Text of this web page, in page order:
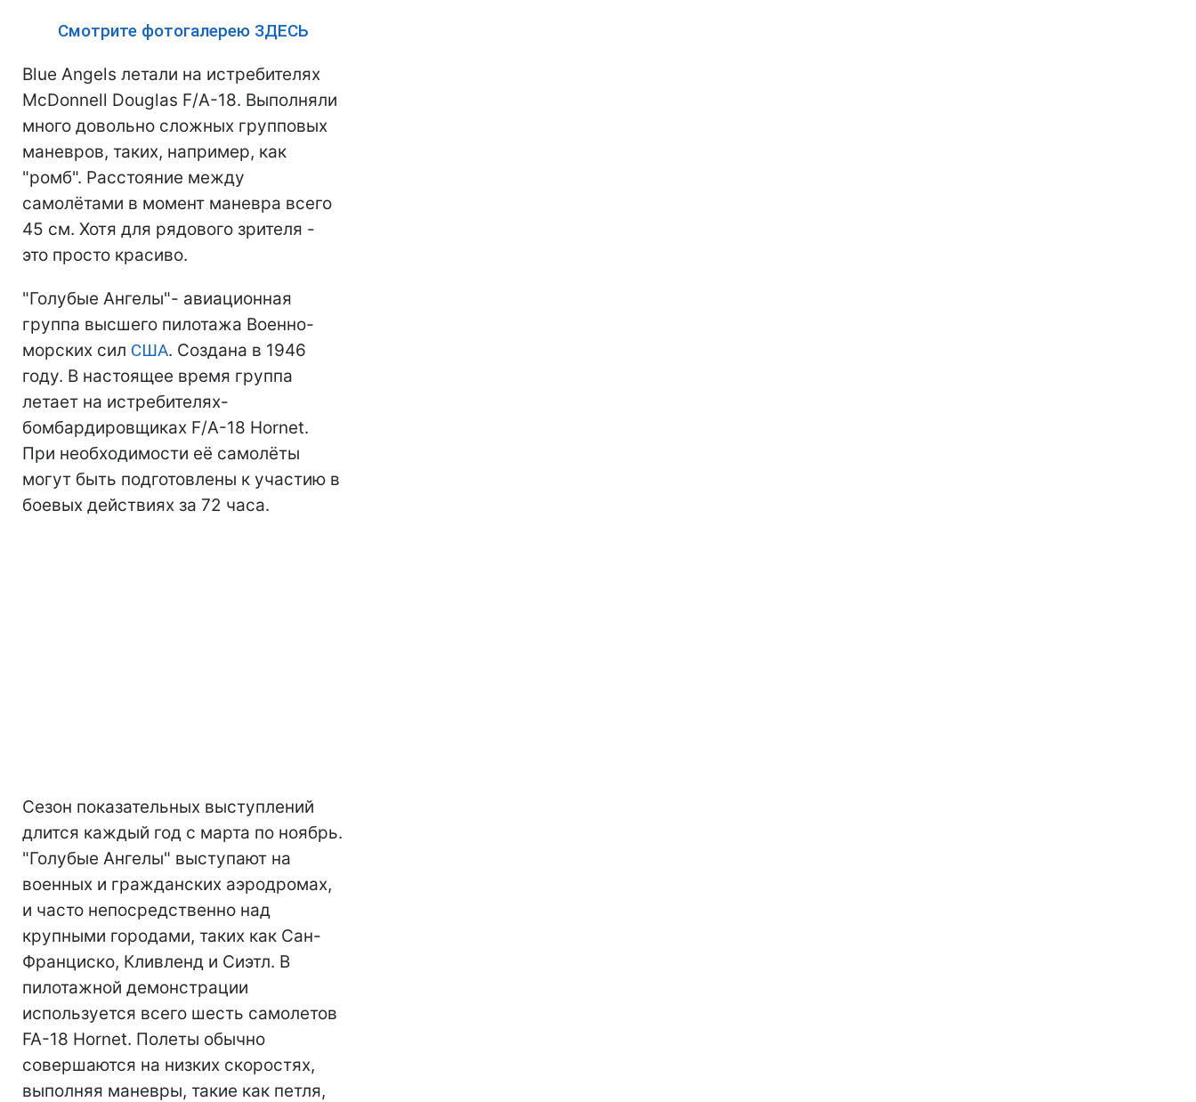
Смотрите фотогалерею ЗДЕСЬ
Blue Angels летали на истребителях
McDonnell Douglas F/A-18. Выполняли
много довольно сложных групповых
маневров, таких, например, как
"ромб". Расстояние между
самолётами в момент маневра всего
45 см. Хотя для рядового зрителя -
это просто красиво.
"Голубые Ангелы"- авиационная
группа высшего пилотажа Военно-
морских сил США. Создана в 1946
году. В настоящее время группа
летает на истребителях-
бомбардировщиках F/A-18 Hornet.
При необходимости её самолёты
могут быть подготовлены к участию в
боевых действиях за 72 часа.
Сезон показательных выступлений
длится каждый год с марта по ноябрь.
"Голубые Ангелы" выступают на
военных и гражданских аэродромах,
и часто непосредственно над
крупными городами, таких как Сан-
Франциско, Кливленд и Сиэтл. В
пилотажной демонстрации
используется всего шесть самолетов
FA-18 Hornet. Полеты обычно
совершаются на низких скоростях,
выполняя маневры, такие как петля,